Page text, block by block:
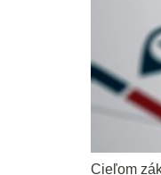
Cieľom